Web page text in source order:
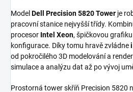
Model Dell Precision 5820 Tower je
pracovní stanice nejvyšší třídy.
procesor Intel Xeon, špičkovou
konfigurace. Díky tomu hravě zvládne
od pokročilého 3D modelování a
simulace a analýzu dat až po vývoj
Prostorná tower skříň Precision 5820